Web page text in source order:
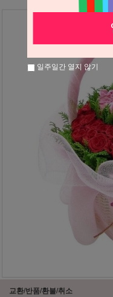
교환/반품/환불/취소
일주일간 열지 않기